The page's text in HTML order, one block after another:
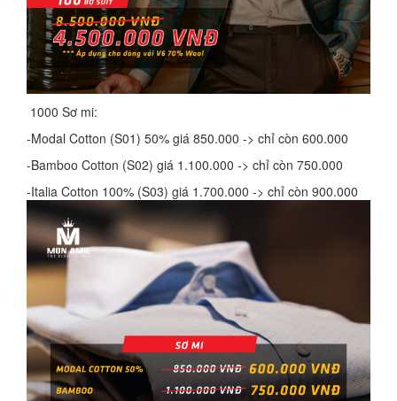
1000 Sơ mi:
-Modal Cotton (S01) 50% giá 850.000 -> chỉ còn 600.000
-Bamboo Cotton (S02) giá 1.100.000 -> chỉ còn 750.000
-Italia Cotton 100% (S03) giá 1.700.000 -> chỉ còn 900.000